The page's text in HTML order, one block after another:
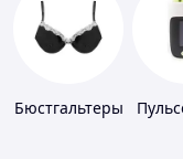
Бюстгальтеры